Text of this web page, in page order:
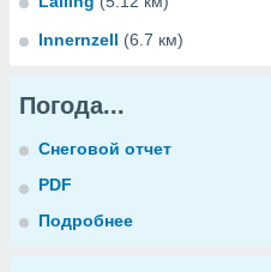
Innernzell (6.7 км)
Погода...
Снеговой отчет
PDF
Подробнее